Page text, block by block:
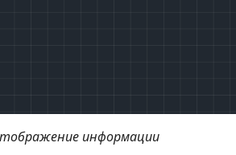
информации